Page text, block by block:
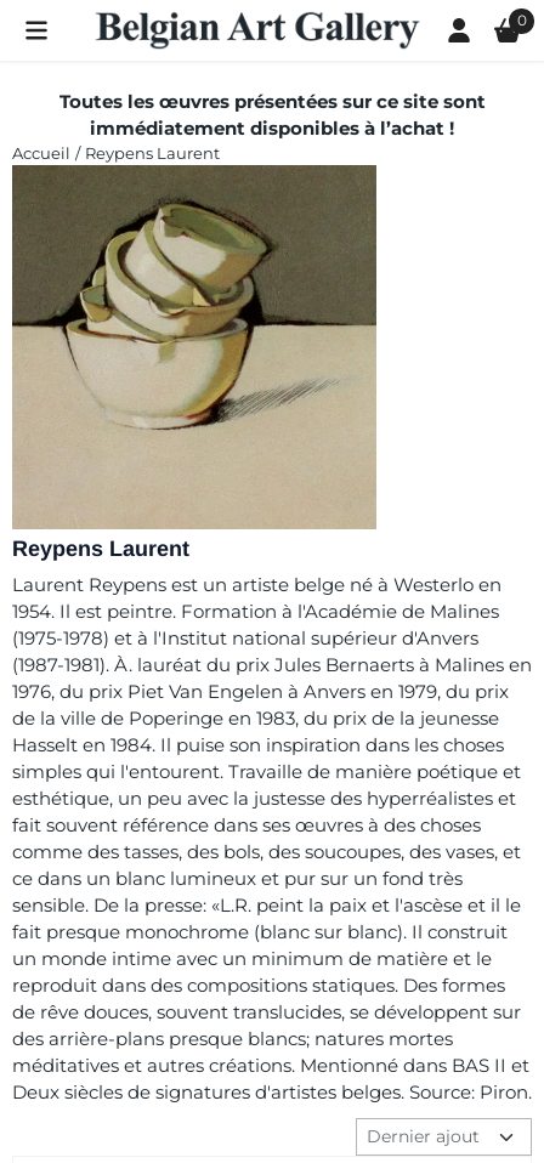
Les préférences de cookies sont actuellement fermées. 0
Toutes les œuvres présentées sur ce site sont
immédiatement disponibles à l’achat !
Accueil / Reypens Laurent
Reypens Laurent
Laurent Reypens est un artiste belge né à Westerlo en
1954. Il est peintre. Formation à l'Académie de Malines
(1975-1978) et à l'Institut national supérieur d'Anvers
(1987-1981). À. lauréat du prix Jules Bernaerts à Malines en
1976, du prix Piet Van Engelen à Anvers en 1979, du prix
de la ville de Poperinge en 1983, du prix de la jeunesse
Hasselt en 1984. Il puise son inspiration dans les choses
simples qui l'entourent. Travaille de manière poétique et
esthétique, un peu avec la justesse des hyperréalistes et
fait souvent référence dans ses œuvres à des choses
comme des tasses, des bols, des soucoupes, des vases, et
ce dans un blanc lumineux et pur sur un fond très
sensible. De la presse: «L.R. peint la paix et l'ascèse et il le
fait presque monochrome (blanc sur blanc). Il construit
un monde intime avec un minimum de matière et le
reproduit dans des compositions statiques. Des formes
de rêve douces, souvent translucides, se développent sur
des arrière-plans presque blancs; natures mortes
méditatives et autres créations. Mentionné dans BAS II et
Deux siècles de signatures d'artistes belges. Source: Piron.
Méthode de tri